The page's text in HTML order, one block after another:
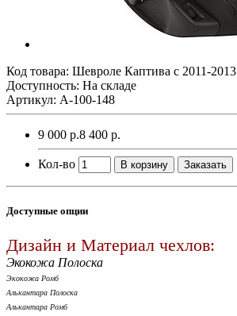
Код товара: Шевроле Каптива с 2011-2013
Доступность: На складе
Артикул: A-100-148
9 000 р.8 400 р.
Кол-во В корзину Заказать
Доступные опции
Дизайн и Материал чехлов:
Экокожа Полоска
Экокожа Ромб
Алькантара Полоска
Алькантара Ромб